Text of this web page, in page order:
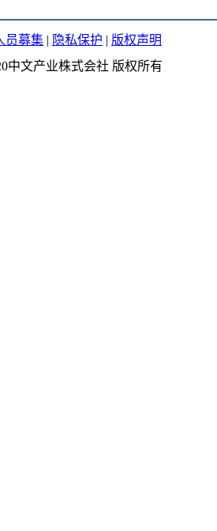
员募集 | 隐私保护 | 版权声明
中文产业株式会社 版权所有